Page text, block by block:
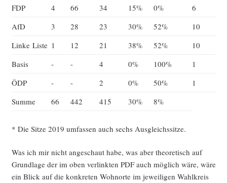
FDP
4 66 34 15% 0%
6
AfD
3 28 23 30% 52%
10
Lin­ke Liste 1 12 21 38% 52%
10
Basis
- - 4 0% 100%
1
ÖDP
- - 2 0% 50%
1
Sum­me
66 442 415 30% 8%
* Die Sit­ze 2019 umfas­sen auch sechs Ausgleichssitze.
Was ich mir nicht ange­schaut habe, was aber theo­re­tisch auf
Grund­la­ge der im oben ver­link­ten PDF auch mög­lich wäre, wäre
ein Blick auf die kon­kre­ten Wohn­or­te im jewei­li­gen Wahl­kreis